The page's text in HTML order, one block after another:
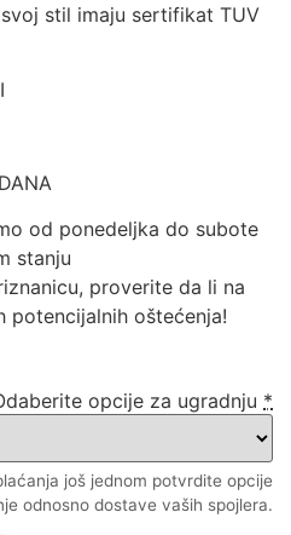
stil imaju sertifikat TUV
od ponedeljka do subote
stanju
proverite da li na
potencijalnih oštećenja!
opcije za ugradnju *
još jednom potvrdite opcije
odnosno dostave vaših spojlera.